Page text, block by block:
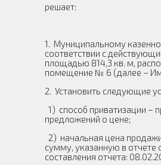
решает:
1. Муниципальному
соответствии с
площадью 814,3 кв. м,
помещение № 6 (далее –
2. Установить следующие
1) способ приватизации –
предложений о цене;
2) начальная цена
сумму, указанную в
составления отчета: